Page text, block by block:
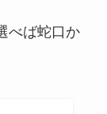
べば蛇口か